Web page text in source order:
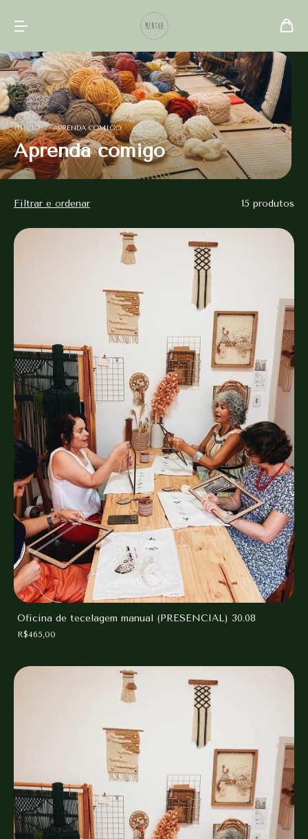
INÍCIO / APRENDA COMIGO
Aprenda comigo
Filtrar e ordenar 15 produtos
Oficina de tecelagem manual (PRESENCIAL) 30.08
R$465,00